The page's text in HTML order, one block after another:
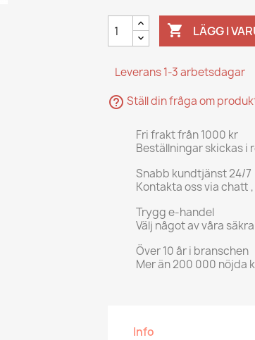
 LÄGG I
Leverans 1-3 arbetsdagar
help_outline Ställ din fråga om
Fri frakt från 1000 kr
Beställningar skickas i
Snabb kundtjänst 24/7
Kontakta oss via chatt
Trygg e-handel
Välj något av våra
Över 10 år i branschen
Mer än 200 000 nöjda
Info